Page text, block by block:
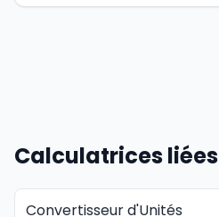
Calculatrices liées
Convertisseur d'Unités